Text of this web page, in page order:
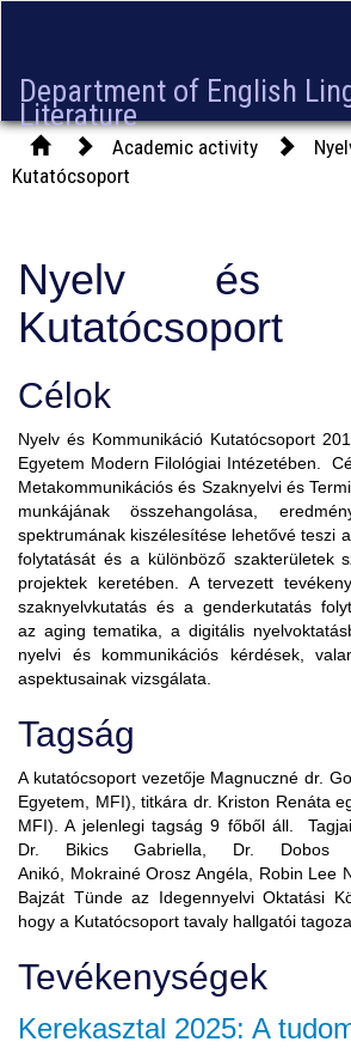
Department of English
Literature
Academic activity
Kutatócsoport
Nyelv és
Kutatócsoport
Célok
Nyelv és Kommunikáció Kutatócsoport
Egyetem Modern Filológiai Intézetében.
Metakommunikációs és Szaknyelvi és
munkájának összehangolása,
spektrumának kiszélesítése lehetővé teszi
folytatását és a különböző szakterületek
projektek keretében. A tervezett
szaknyelvkutatás és a genderkutatás
az aging tematika, a digitális
nyelvi és kommunikációs kérdések,
aspektusainak vizsgálata.
Tagság
A kutatócsoport vezetője Magnuczné dr.
Egyetem, MFI), titkára dr. Kriston Renáta
MFI). A jelenlegi tagság 9 főből áll.
Dr. BikicsGabriella, Dr. Dobos
Anikó, MokrainéOrosz Angéla, Robin Lee
Bajzát Tünde az Idegennyelvi Oktatási
hogy a Kutatócsoport tavaly hallgatói
Tevékenységek
Kerekasztal 2025: A